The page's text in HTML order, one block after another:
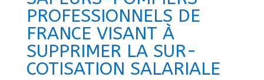
PROFESSIONNELS DE
FRANCE VISANT À
SUPPRIMER LA SUR-
COTISATION SALARIALE